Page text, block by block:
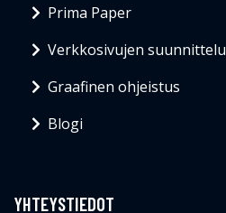
Prima Paper
Verkkosivujen suunnittelu
Graafinen ohjeistus
Blogi
YHTEYSTIEDOT